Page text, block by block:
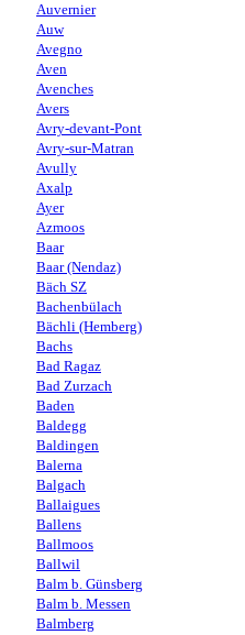
Auvernier
Auw
Avegno
Aven
Avenches
Avers
Avry-devant-Pont
Avry-sur-Matran
Avully
Axalp
Ayer
Azmoos
Baar
Baar (Nendaz)
Bäch SZ
Bachenbülach
Bächli (Hemberg)
Bachs
Bad Ragaz
Bad Zurzach
Baden
Baldegg
Baldingen
Balerna
Balgach
Ballaigues
Ballens
Ballmoos
Ballwil
Balm b. Günsberg
Balm b. Messen
Balmberg